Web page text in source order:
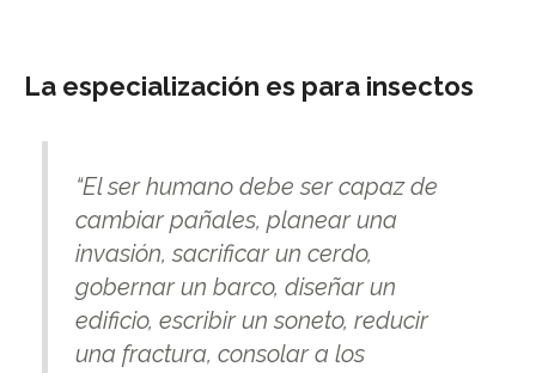
La especialización es para insectos
“El ser humano debe ser capaz de
cambiar pañales, planear una
invasión, sacrificar un cerdo,
gobernar un barco, diseñar un
edificio, escribir un soneto, reducir
una fractura, consolar a los